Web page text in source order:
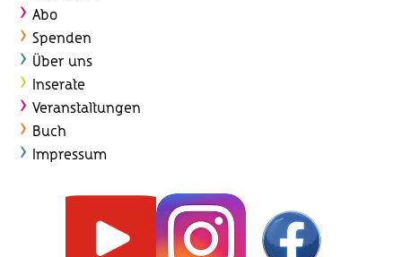
Abo
Spenden
Über uns
Inserate
Veranstaltungen
Buch
Impressum